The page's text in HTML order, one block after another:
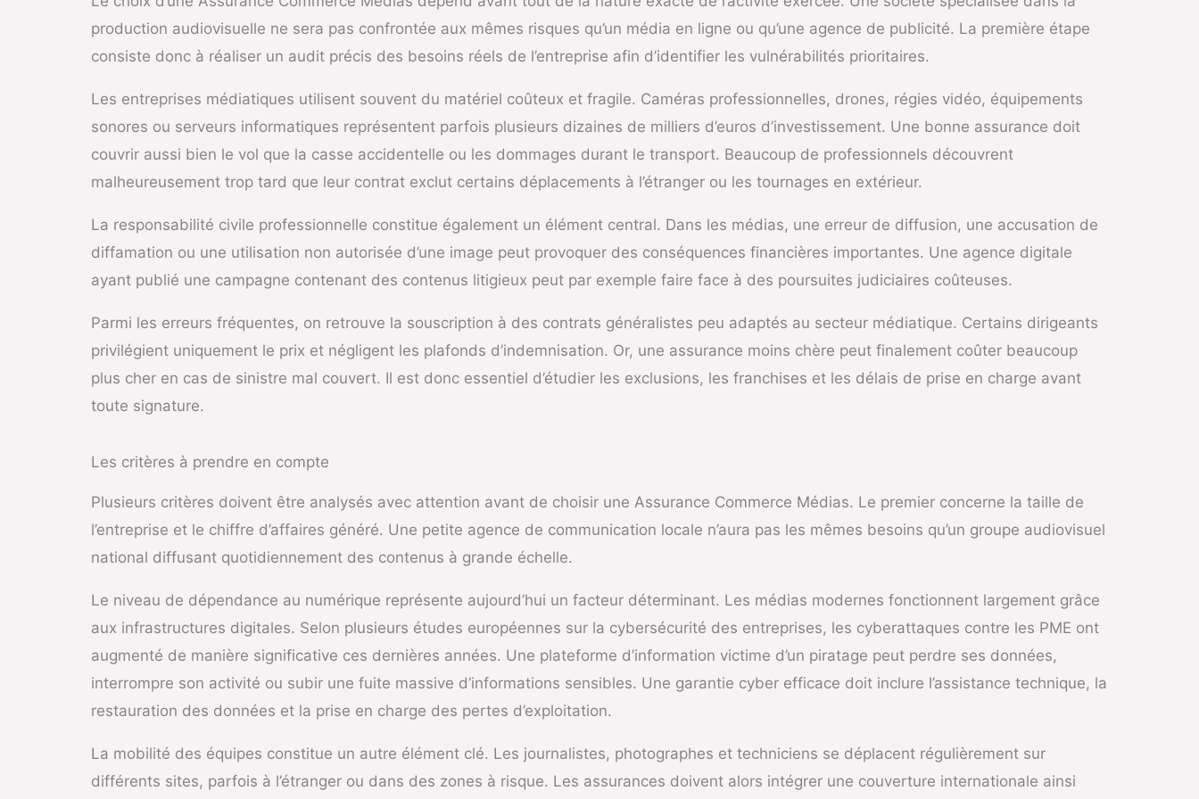
production audiovisuelle ne sera pas confrontée aux mêmes risques qu’un média en ligne ou qu’une agence de publicité. La première étape
consiste donc à réaliser un audit précis des besoins réels de l’entreprise afin d’identifier les vulnérabilités prioritaires.
Les entreprises médiatiques utilisent souvent du matériel coûteux et fragile. Caméras professionnelles, drones, régies vidéo, équipements
sonores ou serveurs informatiques représentent parfois plusieurs dizaines de milliers d’euros d’investissement. Une bonne assurance doit
couvrir aussi bien le vol que la casse accidentelle ou les dommages durant le transport. Beaucoup de professionnels découvrent
malheureusement trop tard que leur contrat exclut certains déplacements à l’étranger ou les tournages en extérieur.
La responsabilité civile professionnelle constitue également un élément central. Dans les médias, une erreur de diffusion, une accusation de
diffamation ou une utilisation non autorisée d’une image peut provoquer des conséquences financières importantes. Une agence digitale
ayant publié une campagne contenant des contenus litigieux peut par exemple faire face à des poursuites judiciaires coûteuses.
Parmi les erreurs fréquentes, on retrouve la souscription à des contrats généralistes peu adaptés au secteur médiatique. Certains dirigeants
privilégient uniquement le prix et négligent les plafonds d’indemnisation. Or, une assurance moins chère peut finalement coûter beaucoup
plus cher en cas de sinistre mal couvert. Il est donc essentiel d’étudier les exclusions, les franchises et les délais de prise en charge avant
toute signature.
Les critères à prendre en compte
Plusieurs critères doivent être analysés avec attention avant de choisir une Assurance Commerce Médias. Le premier concerne la taille de
l’entreprise et le chiffre d’affaires généré. Une petite agence de communication locale n’aura pas les mêmes besoins qu’un groupe audiovisuel
national diffusant quotidiennement des contenus à grande échelle.
Le niveau de dépendance au numérique représente aujourd’hui un facteur déterminant. Les médias modernes fonctionnent largement grâce
aux infrastructures digitales. Selon plusieurs études européennes sur la cybersécurité des entreprises, les cyberattaques contre les PME ont
augmenté de manière significative ces dernières années. Une plateforme d’information victime d’un piratage peut perdre ses données,
interrompre son activité ou subir une fuite massive d’informations sensibles. Une garantie cyber efficace doit inclure l’assistance technique, la
restauration des données et la prise en charge des pertes d’exploitation.
La mobilité des équipes constitue un autre élément clé. Les journalistes, photographes et techniciens se déplacent régulièrement sur
différents sites, parfois à l’étranger ou dans des zones à risque. Les assurances doivent alors intégrer une couverture internationale ainsi